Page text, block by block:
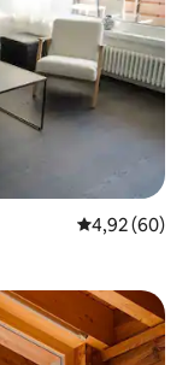
4,92 av 5 i
4,92 (60)